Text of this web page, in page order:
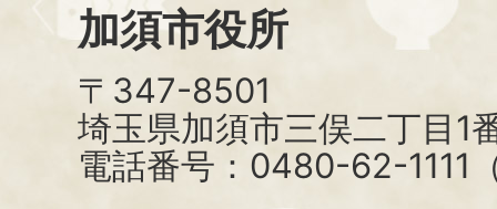
加須市役所
〒347-8501
埼玉県加須市三俣二丁目1
電話番号：0480-62-1111